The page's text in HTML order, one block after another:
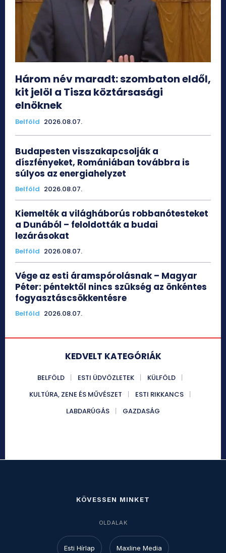
Három név maradt: szombaton eldől,
kit jelöl a Tisza köztársasági
elnöknek
Belföld 2026.08.07.
Budapesten visszakapcsolják a
díszfényeket, Romániában továbbra is
súlyos az energiahelyzet
Belföld 2026.08.07.
Kiemelték a világháborús robbanótesteket
a Dunából – feloldották a budai
lezárásokat
Belföld 2026.08.07.
Vége az esti áramspórolásnak – Magyar
Péter: péntektől nincs szükség az önkéntes
fogyasztáscsökkentésre
Belföld 2026.08.07.
KEDVELT KATEGÓRIÁK
BELFÖLD ESTI ÜDVÖZLETEK
KÜLFÖLD
KULTÚRA, ZENE ÉS MŰVÉSZET
ESTI RIKKANCS
LABDARÚGÁS
GAZDASÁG
KÖVESSEN MINKET
OLDALAK
Esti Hírlap Maxline Media